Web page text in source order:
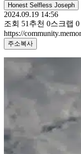
Honest Selfless Joseph
2024.09.19 14:56
조회 51 추천 0스크랩 0
https://
주소복사